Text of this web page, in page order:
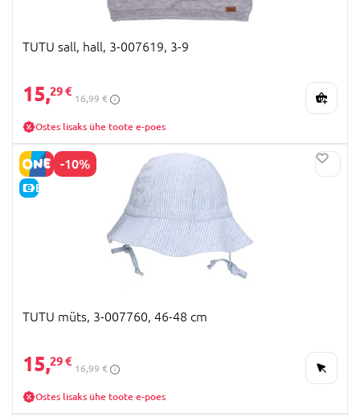
TUTU sall, hall, 3-007619, 3-9
15,29 €
16,99 €
Ostes lisaks ühe toote e-poes
-10%
E-HIND
TUTU müts, 3-007760, 46-48 cm
15,29 €
16,99 €
Ostes lisaks ühe toote e-poes